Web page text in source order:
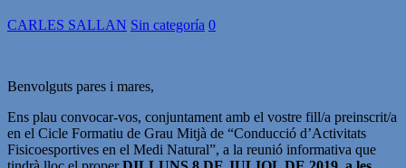
CARLES SALLAN Sin categoría 0
Benvolguts pares i mares,
Ens plau convocar-vos, conjuntament amb el vostre fill/a preinscrit/a
en el Cicle Formatiu de Grau Mitjà de “Conducció d’Activitats
Fisicoesportives en el Medi Natural”, a la reunió informativa que